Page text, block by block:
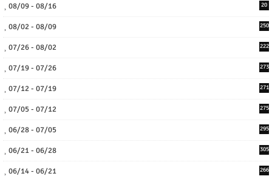
08/09 - 08/16 20
08/02 - 08/09 250
07/26 - 08/02 222
07/19 - 07/26 273
07/12 - 07/19 271
07/05 - 07/12 275
06/28 - 07/05 295
06/21 - 06/28 305
06/14 - 06/21 266